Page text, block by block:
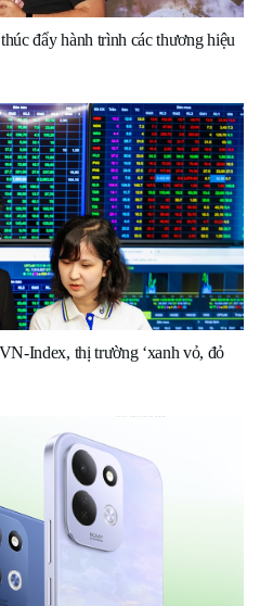
đẩy hành trình các thương hiệu
Index, thị trường ‘xanh vỏ, đỏ